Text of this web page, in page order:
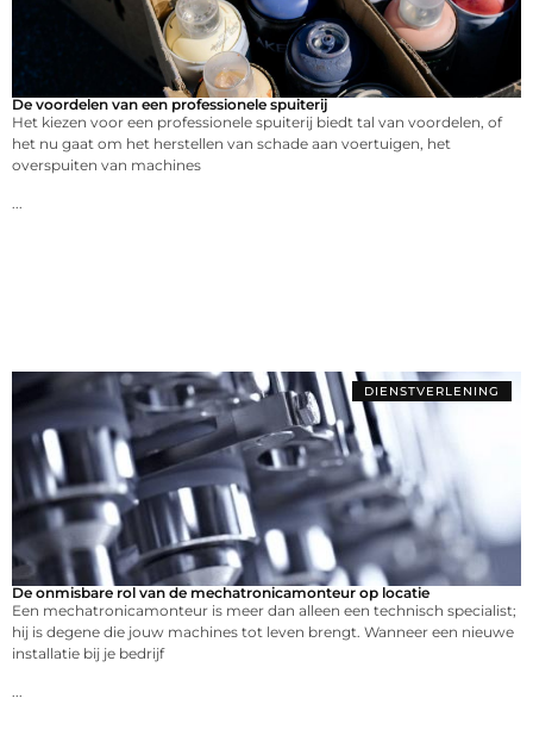
De voordelen van een professionele spuiterij
Het kiezen voor een professionele spuiterij biedt tal van voordelen, of
het nu gaat om het herstellen van schade aan voertuigen, het
overspuiten van machines
...
DIENSTVERLENING
De onmisbare rol van de mechatronicamonteur op locatie
Een mechatronicamonteur is meer dan alleen een technisch specialist;
hij is degene die jouw machines tot leven brengt. Wanneer een nieuwe
installatie bij je bedrijf
...